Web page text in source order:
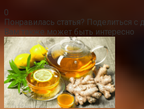
0
Понравилась статья? Поделиться с
Вам также может быть интересно